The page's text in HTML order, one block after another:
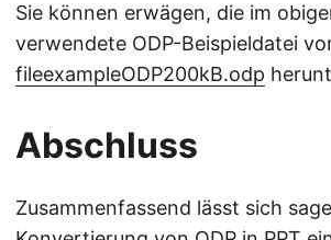
Sie können erwägen, die im
verwendete ODP-Beispieldatei
fileexampleODP200kB.odp
Abschluss
Zusammenfassend lässt sich